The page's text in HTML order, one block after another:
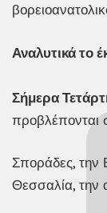
Αναλυτικά το
Σήμερα
προβλέπονται
Σποράδες, την
Θεσσαλία, την